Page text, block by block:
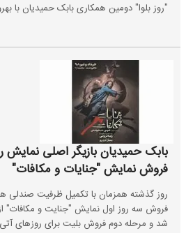
"روز بلوا" دومین همکاری بابک حمیدیان با
بابک حمیدیان بازیگر اصلی
فروش نمایش "جنایات و مکافات"
روز گذشته همزمان با تکمیل ظرفیت صندلی
فروش سه روز اول نمایش "جنایت و مکافات"
شد و مرحله دوم فروش بلیت برای روزهای